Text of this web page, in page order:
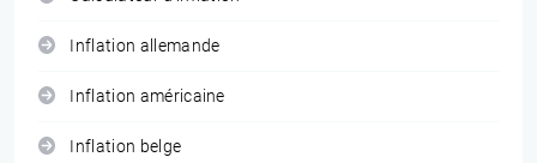
Inflation allemande
Inflation américaine
Inflation belge